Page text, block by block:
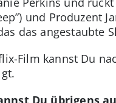
und Produzent
das angestaubte
Film kannst Du
Du übrigens